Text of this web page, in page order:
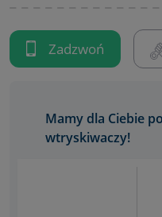
Zadzwoń
Mamy dla Ciebie
wtryskiwaczy!